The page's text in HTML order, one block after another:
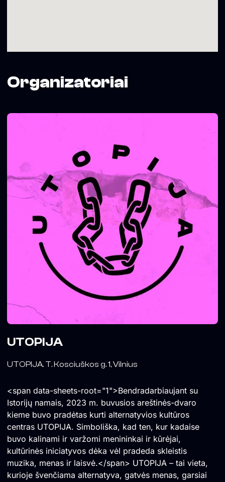
Organizatoriai
UTOPIJA
UTOPIJA. T. Kosciuškos g. 1, Vilnius
<span data-sheets-root="1">Bendradarbiaujant su
Istorijų namais, 2023 m. buvusios areštinės-dvaro
kieme buvo pradėtas kurti alternatyvios kultūros
centras UTOPIJA. Simboliška, kad ten, kur kadaise
buvo kalinami ir varžomi menininkai ir kūrėjai,
kultūrinės iniciatyvos dėka vėl pradeda skleistis
muzika, menas ir laisvė.</span> UTOPIJA – tai vieta,
kurioje švenčiama alternatyva, gatvės menas, garsiai